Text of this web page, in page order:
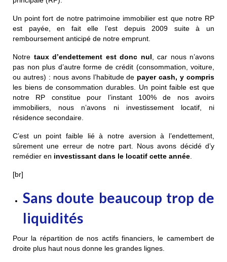
Un point fort de notre patrimoine immobilier est que notre RP
est payée, en fait elle l’est depuis 2009 suite à un
remboursement anticipé de notre emprunt.
Notre taux d’endettement est donc nul , car nous n’avons
pas non plus d’autre forme de crédit (consommation, voiture,
ou autres) : nous avons l’habitude de payer cash, y compris
les biens de consommation durables. Un point faible est que
notre RP constitue pour l’instant 100% de nos avoirs
immobiliers, nous n’avons ni investissement locatif, ni
résidence secondaire.
C’est un point faible lié à notre aversion à l’endettement,
sûrement une erreur de notre part. Nous avons décidé d’y
remédier en investissant dans le locatif cette année
[br]
Sans doute beaucoup trop de
liquidités
Pour la répartition de nos actifs financiers, le camembert de
droite plus haut nous donne les grandes lignes.